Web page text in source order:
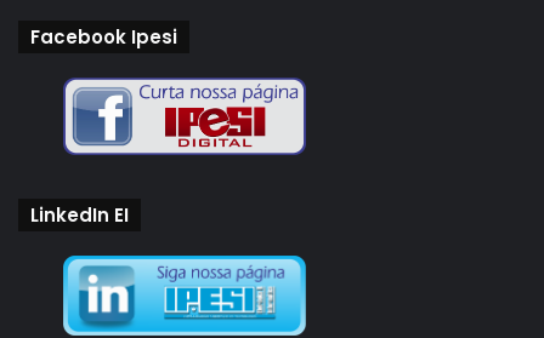
Facebook Ipesi
LinkedIn EI